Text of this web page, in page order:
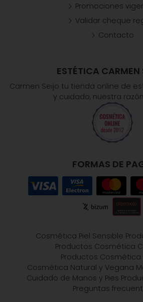
ESTÉTICA CARMEN
Carmen Seijo tu tienda online de
y cuidado, nuestra
FORMAS DE
Promociones
Validar cheque
Contacto
Cosmética Piel Sensible
Productos Cosmética
Productos Cosmética
Cosmética Natural y Vegana
Cuidado de Manos y Pies
Preguntas